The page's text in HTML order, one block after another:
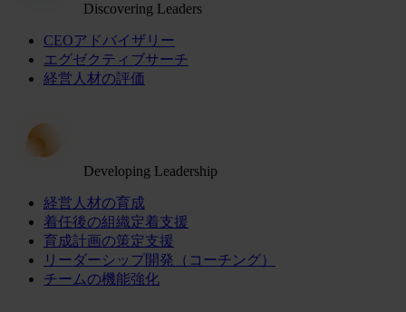
Discovering Leaders
CEOアドバイザリー
エグゼクティブサーチ
経営人材の評価
Developing Leadership
経営人材の育成
着任後の組織定着支援
育成計画の策定支援
リーダーシップ開発（コーチング）
チームの機能強化